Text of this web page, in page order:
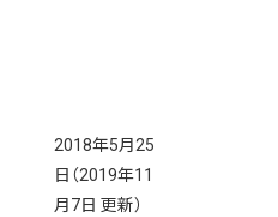
2018年5月25
日 （2019年11
月7日 更新）